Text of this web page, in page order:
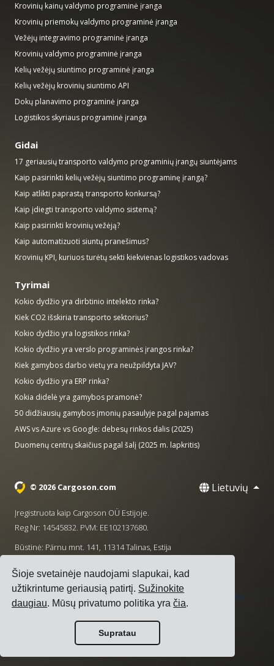
Šioje svetainėje naudojami slapukai, kad
užtikrintume geriausią patirtį. Sužinokite
daugiau. Mūsų privatumo politika yračia.
Supratau
Krovinių kainų valdymo programinė įranga
Krovinių priemokų valdymo programinė įranga
Vežėjų integravimo programinė įranga
Krovinių valdymo programinė įranga
Kelių vežėjų siuntimo programinė įranga
Kelių vežėjų krovinių siuntimo API
Dokų planavimo programinė įranga
Logistikos skyriaus programinė įranga
Gidai
17 geriausių transporto valdymo programinių įrangų siuntėjams
Kaip pasirinkti kelių vežėjų siuntimo programinę įrangą?
Kaip atlikti paprastą transporto konkursą?
Kaip įdiegti transporto valdymo sistemą?
Kaip pasirinkti krovinių vežėją?
Kaip automatizuoti siuntų pranešimus?
Krovinių KPI, kuriuos turėtų sekti kiekvienas logistikos vadovas
Tyrimai
Kokio dydžio yra dirbtinio intelekto rinka?
Kiek CO2 išskiria transporto sektorius?
Kokio dydžio yra logistikos rinka?
Kokio dydžio yra verslo programinės įrangos rinka?
Kiek gamybos darbo vietų yra neužpildyta JAV?
Kokio dydžio yra ERP rinka?
Kokia didelė yra gamybos pramonė?
50 didžiausių gamybos įmonių pasaulyje pagal pajamas
AWS vs Azure vs Google: debesų rinkos dalis (2025)
Duomenų centrų skaičius pagal šalį (2025 m. lapkritis)
© 2026 Cargoson.com Lietuvių
Įregistruota kaip Cargoson OÜ Estijoje.
Reg Nr: 14545832. PVM: EE102137680.
Būstinė: Pärnu mnt. 141, 11314 Talinas, Estija
+372 5555 0028
Paslaugų teikimo sąlygos Privatumo politika
Slapukų
politika